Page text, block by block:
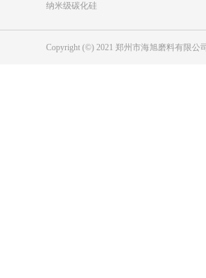
纳米级碳化硅
Copyright (©) 2021 郑州市海旭磨料有限